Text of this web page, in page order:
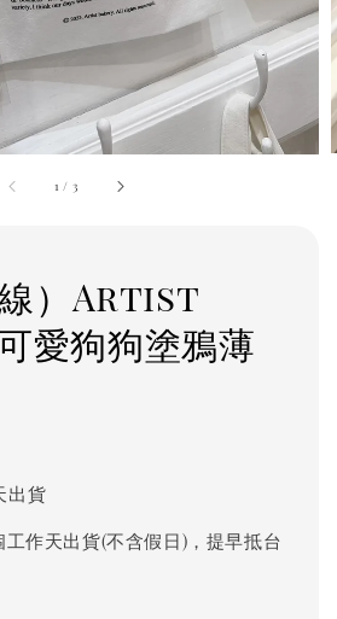
1 / 3
線）Artist
愛狗狗塗鴉薄
出貨
工作天出貨(不含假日)，提早抵台